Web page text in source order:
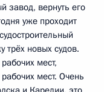
завод, вернуть его
уже проходит
трёх новых судов.
мест,
мест. Очень